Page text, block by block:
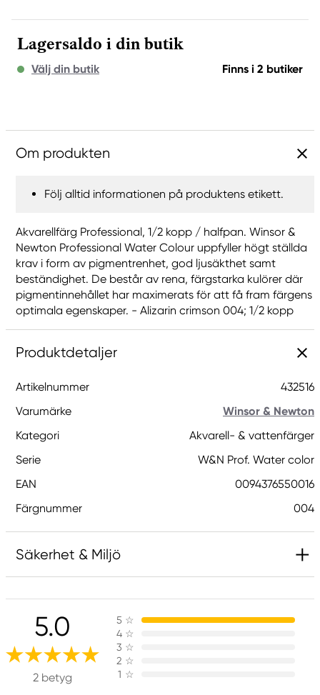
Lagersaldo i din butik
Välj din butik Finns i 2 butiker
Om produkten
Följ alltid informationen på produktens etikett.
Akvarellfärg Professional, 1/2 kopp / halfpan. Winsor &
Newton Professional Water Colour uppfyller högt ställda
krav i form av pigmentrenhet, god ljusäkthet samt
beständighet. De består av rena, färgstarka kulörer där
pigmentinnehållet har maximerats för att få fram färgens
optimala egenskaper. - Alizarin crimson 004; 1/2 kopp
Produktdetaljer
Artikelnummer
432516
Varumärke
Winsor & Newton
Kategori
Akvarell- & vattenfärger
Serie
W&N Prof. Water color
EAN
0094376550016
Färgnummer
004
Säkerhet & Miljö
Innehåller 2-metyl-1,2-bensotiazol-3-(2H)-on;
[MBIT]. Kan orsaka en allergisk reaktion.
Ansvarig EU
Winsor & Newton
5.0
2 betyg
5 ☆
4 ☆
3 ☆
2 ☆
1 ☆